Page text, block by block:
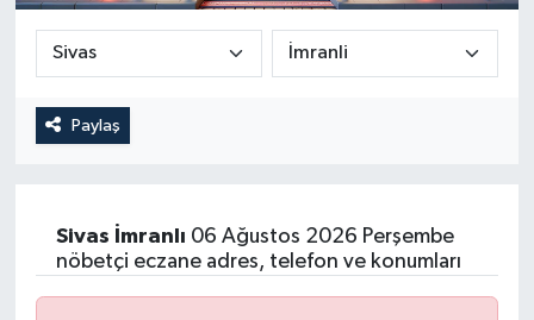
Paylaş
Sivas İmranlı 06 Ağustos 2026 Perşembe
nöbetçi eczane adres, telefon ve konumları
Güncel
Kültür & Sanat
Resmi İlan